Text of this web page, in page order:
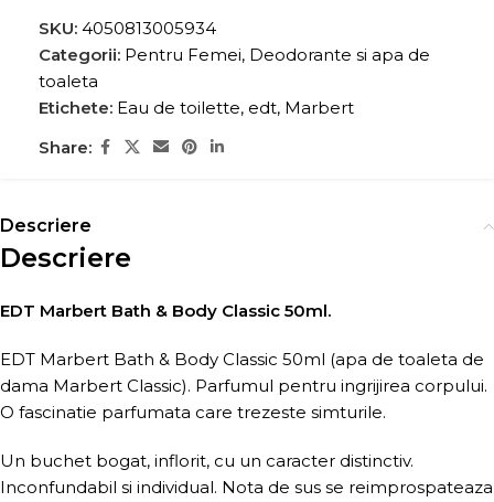
SKU: 4050813005934
Categorii: Pentru Femei, Deodorante si apa de
toaleta
Etichete: Eau de toilette, edt, Marbert
Share:
Descriere
Descriere
EDT Marbert Bath & Body Classic 50ml.
EDT Marbert Bath & Body Classic 50ml (apa de toaleta de
dama Marbert Classic). Parfumul pentru ingrijirea corpului.
O fascinatie parfumata care trezeste simturile.
Un buchet bogat, inflorit, cu un caracter distinctiv.
Inconfundabil si individual. Nota de sus se reimprospateaza